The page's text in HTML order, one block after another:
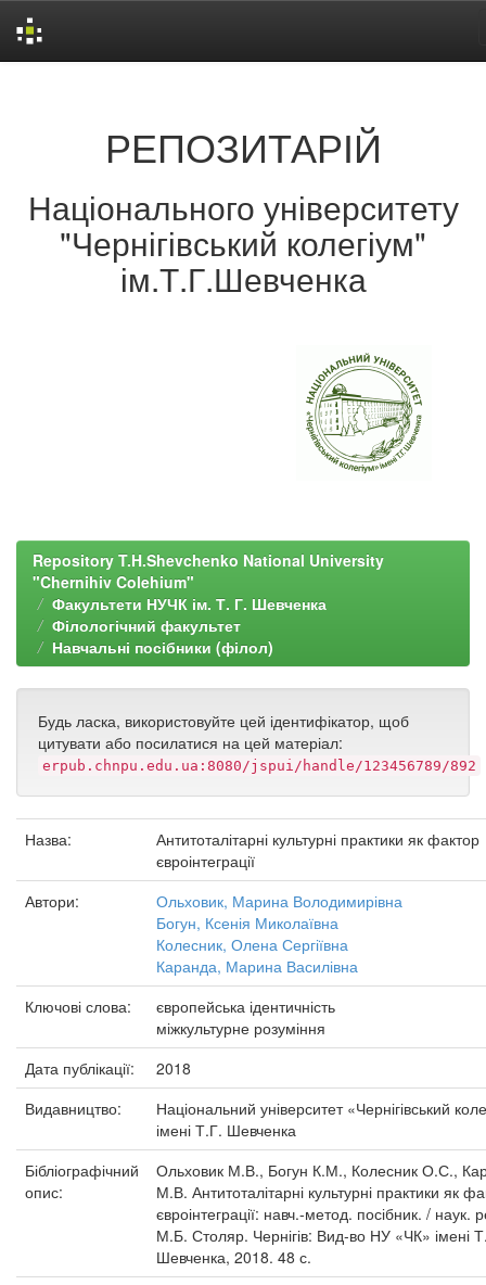
РЕПОЗИТАРІЙ
Національного університету
"Чернігівський колегіум"
ім.Т.Г.Шевченка
Repository T.H.Shevchenko National University
"Chernihiv Colehium"
Факультети НУЧК ім. Т. Г. Шевченка
Філологічний факультет
Навчальні посібники (філол)
Будь ласка, використовуйте цей ідентифікатор, щоб
цитувати або посилатися на цей матеріал:
erpub.chnpu.edu.ua:8080/jspui/handle/123456789/892
Назва:
Антитоталітарні культурні практики як фактор
євроінтеграції
Автори:
Ольховик, Марина Володимирівна
Богун, Ксенія Миколаївна
Колесник, Олена Сергіївна
Каранда, Марина Василівна
Ключові слова:
європейська ідентичність
міжкультурне розуміння
Дата публікації:
2018
Видавництво:
Національний університет «Чернігівський
імені Т.Г. Шевченка
Бібліографічний
опис:
Ольховик М.В., Богун К.М., Колесник О.С.,
М.В. Антитоталітарні культурні практики як
євроінтеграції: навч.-метод. посібник. / наук.
М.Б. Столяр. Чернігів: Вид-во НУ «ЧК» імені
Шевченка, 2018. 48 с.